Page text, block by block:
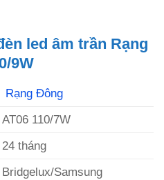
led âm trần Rạng
9W
Rạng Đông
AT06 110/7W
24 tháng
Bridgelux/Samsung